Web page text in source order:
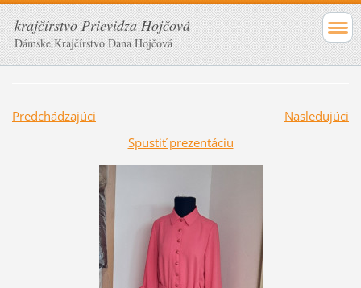
krajčírstvo Prievidza Hojčová
Dámske Krajčírstvo Dana Hojčová
Predchádzajúci
Nasledujúci
Spustiť prezentáciu